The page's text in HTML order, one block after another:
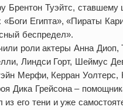
Брентон Туэйтс,
«Боги Египта», «Пираты
беспредел».
роли актеры Анна Диоп,
Линдси Горт, Шеймус
Мерфи, Керран Уолтерс,
Дика Грейсона –
его тени и уже